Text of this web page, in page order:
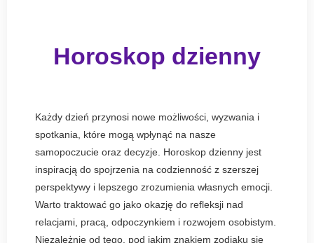
Horoskop dzienny
Każdy dzień przynosi nowe możliwości, wyzwania i
spotkania, które mogą wpłynąć na nasze
samopoczucie oraz decyzje. Horoskop dzienny jest
inspiracją do spojrzenia na codzienność z szerszej
perspektywy i lepszego zrozumienia własnych emocji.
Warto traktować go jako okazję do refleksji nad
relacjami, pracą, odpoczynkiem i rozwojem osobistym.
Niezależnie od tego, pod jakim znakiem zodiaku się